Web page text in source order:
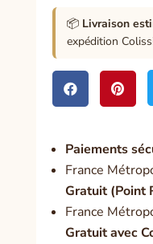
dans
une
famille
recomposée
📦 Livraison
expédition
 
Paiements
France
Gratuit (Point
France
Gratuit avec